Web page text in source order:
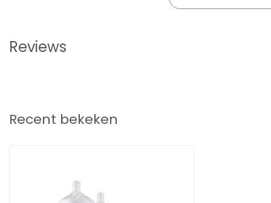
Alle Philips Avent Natural Response
Reviews
Recent bekeken